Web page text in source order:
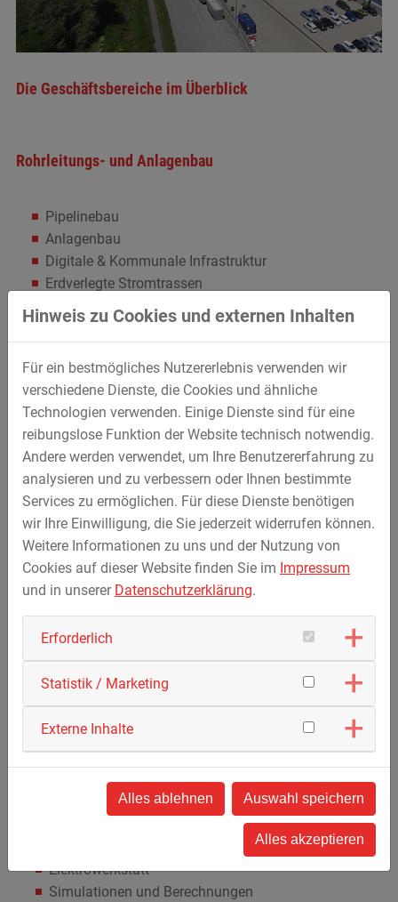
Die Geschäftsbereiche im Überblick
Rohrleitungs- und Anlagenbau
Pipelinebau
Anlagenbau
Digitale & Kommunale Infrastruktur
Erdverlegte Stromtrassen
Tiefbohren
Maschinenbau
Apparatebau
Gerätetechnik
Bohrtechnik
Verfahrenstechnik
Karussellbau
After Sales Service
Elektrotechnik
Elektroinstallation und Energietechnik
EMSR-Technik
Elektrowerkstatt
Simulationen und Berechnungen
Hinweis zu Cookies und externen Inhalten
Für ein bestmögliches Nutzererlebnis verwenden wir
verschiedene Dienste, die Cookies und ähnliche
Technologien verwenden. Einige Dienste sind für eine
reibungslose Funktion der Website technisch notwendig.
Andere werden verwendet, um Ihre Benutzererfahrung zu
analysieren und zu verbessern oder Ihnen bestimmte
Services zu ermöglichen. Für diese Dienste benötigen
wir Ihre Einwilligung, die Sie jederzeit widerrufen können.
Weitere Informationen zu uns und der Nutzung von
Cookies auf dieser Website finden Sie im Impressum
und in unserer Datenschutzerklärung.
Erforderlich
Statistik / Marketing
Externe Inhalte
Alles ablehnen Auswahl speichern
Alles akzeptieren